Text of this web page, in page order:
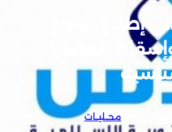
إطلاق سراح
القضايا
محــليــات